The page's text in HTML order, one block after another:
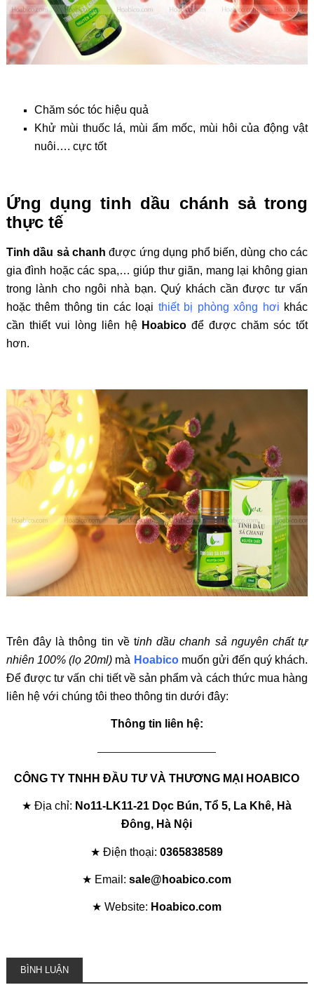
Chăm sóc tóc hiệu quả
Khử mùi thuốc lá, mùi ẩm mốc, mùi hôi của động vật
nuôi…. cực tốt
Ứng dụng tinh dầu chánh sả trong
thực tế
Tinh dầu sả chanh được ứng dụng phổ biến, dùng cho các
gia đình hoặc các spa,… giúp thư giãn, mang lại không gian
trong lành cho ngôi nhà bạn. Quý khách cần được tư vấn
hoặc thêm thông tin các loại thiết bị phòng xông hơi khác
cần thiết vui lòng liên hệ Hoabico để được chăm sóc tốt
hơn.
Trên đây là thông tin về tinh dầu chanh sả nguyên chất tự
nhiên 100% (lọ 20ml) mà Hoabicomuốn gửi đến quý khách.
Để được tư vấn chi tiết về sản phẩm và cách thức mua hàng
liên hệ với chúng tôi theo thông tin dưới đây:
Thông tin liên hệ:
—————————————
CÔNG TY TNHH ĐẦU TƯ VÀ THƯƠNG MẠI HOABICO
★ Địa chỉ: No11-LK11-21 Dọc Bún, Tổ 5, La Khê, Hà
Đông, Hà Nội
★ Điện thoại:0365838589
★ Email:sale@hoabico.com
★ Website: Hoabico.com
BÌNH LUẬN